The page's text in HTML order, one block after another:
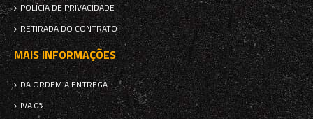
POLÍCIA DE PRIVACIDADE
RETIRADA DO CONTRATO
MAIS INFORMAÇÕES
DA ORDEM À ENTREGA
IVA 0%